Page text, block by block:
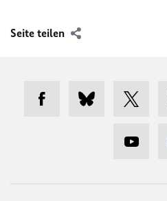
Seite teilen